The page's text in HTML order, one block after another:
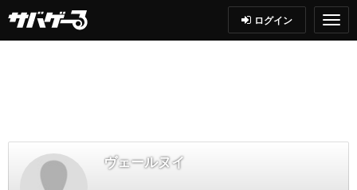
ログイン
ヴェールヌイ